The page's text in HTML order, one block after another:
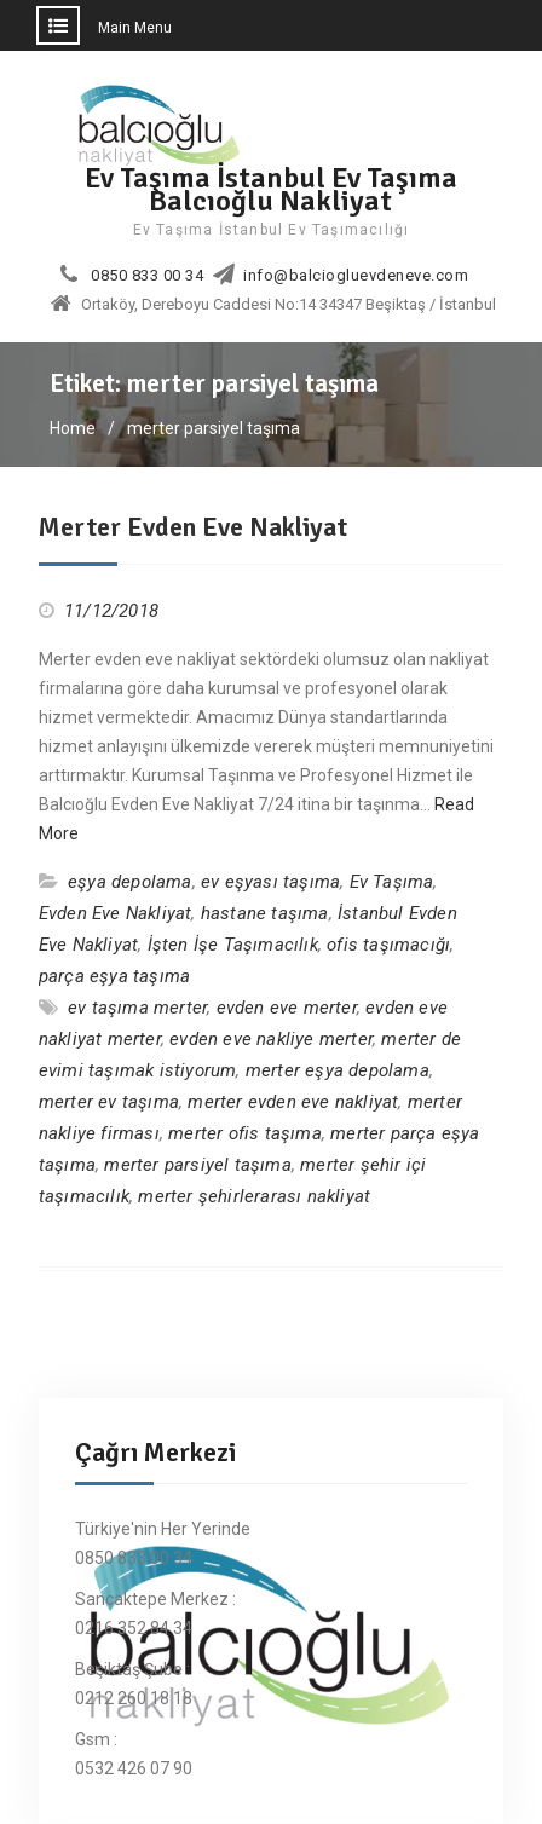
Main Menu
Ev Taşıma İstanbul Ev Taşıma
Balcıoğlu Nakliyat
Ev Taşıma İstanbul Ev Taşımacılığı
0850 833 00 34
info@balciogluevdeneve.com
Ortaköy, Dereboyu Caddesi No:14 34347 Beşiktaş / İstanbul
Etiket:merter parsiyel taşıma
Home merter parsiyel taşıma
Merter Evden Eve Nakliyat
11/12/2018
Merter evden eve nakliyat sektördeki olumsuz olan nakliyat
firmalarına göre daha kurumsal ve profesyonel olarak
hizmet vermektedir. Amacımız Dünya standartlarında
hizmet anlayışını ülkemizde vererek müşteri memnuniyetini
arttırmaktır. Kurumsal Taşınma ve Profesyonel Hizmet ile
Balcıoğlu Evden Eve Nakliyat 7/24 itina bir taşınma… Read
More
eşya depolama, ev eşyası taşıma, Ev Taşıma,
Evden Eve Nakliyat, hastane taşıma, İstanbul Evden
Eve Nakliyat, İşten İşe Taşımacılık,ofis taşımacığı,
parça eşya taşıma
ev taşıma merter, evden eve merter,evden eve
nakliyat merter,evden eve nakliye merter,merter de
evimi taşımak istiyorum, merter eşya depolama,
merter ev taşıma,merter evden eve nakliyat, merter
nakliye firması,merter ofis taşıma,merter parça eşya
taşıma,merter parsiyel taşıma,merter şehir içi
taşımacılık,merter şehirlerarası nakliyat
Çağrı Merkezi
Türkiye'nin Her Yerinde
0850 833 00 34
Sancaktepe Merkez :
0216 352 84 34
Beşiktaş Şube :
0212 260 18 18
Gsm :
0532 426 07 90